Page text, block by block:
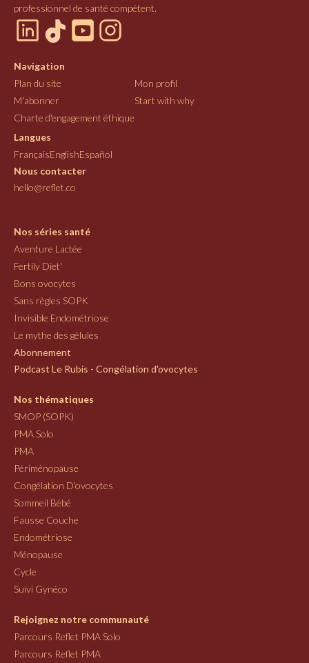
professionnel de santé compétent.
Navigation
Plan du site
Mon profil
M'abonner
Start with why
Charte d'engagement éthique
Langues
FrançaisEnglishEspañol
Nous contacter
hello@reflet.co
Nos séries santé
Aventure Lactée
Fertily Diet'
Bons ovocytes
Sans règles SOPK
Invisible Endométriose
Le mythe des gélules
Abonnement
Podcast Le Rubis - Congélation d'ovocytes
Nos thématiques
SMOP (SOPK)
PMA Solo
PMA
Périménopause
Congélation D'ovocytes
Sommeil Bébé
Fausse Couche
Endométriose
Ménopause
Cycle
Suivi Gynéco
Rejoignez notre communauté
Parcours Reflet PMA Solo
Parcours Reflet PMA